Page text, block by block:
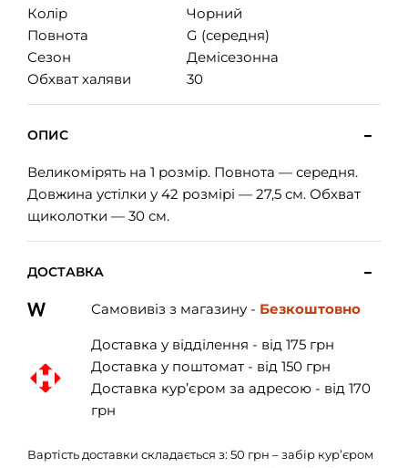
Колір
Чорний
Повнота
G (середня)
Сезон
Демісезонна
Обхват халяви
30
ОПИС
Великомірять на 1 розмір. Повнота — середня.
Довжина устілки у 42 розмірі — 27,5 см. Обхват
щиколотки — 30 см.
ДОСТАВКА
Самовивіз з магазину - Безкоштовно
Доставка у відділення - від 175 грн
Доставка у поштомат - від 150 грн
Доставка кур’єром за адресою - від 170
грн
Вартість доставки складається з: 50 грн – забір кур’єром